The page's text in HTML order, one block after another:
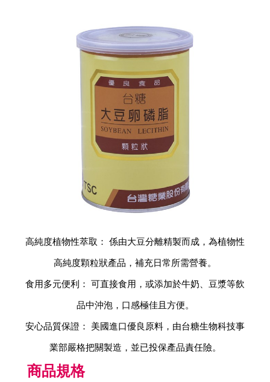
高純度植物性萃取： 係由大豆分離精製而成，為植物性
高純度顆粒狀產品，補充日常所需營養。
食用多元便利： 可直接食用，或添加於牛奶、豆漿等飲
品中沖泡，口感極佳且方便。
安心品質保證： 美國進口優良原料，由台糖生物科技事
業部嚴格把關製造，並已投保產品責任險。
商品規格